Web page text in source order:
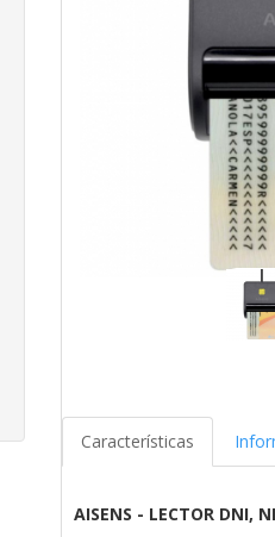
Características
AISENS - LECTOR DNI,